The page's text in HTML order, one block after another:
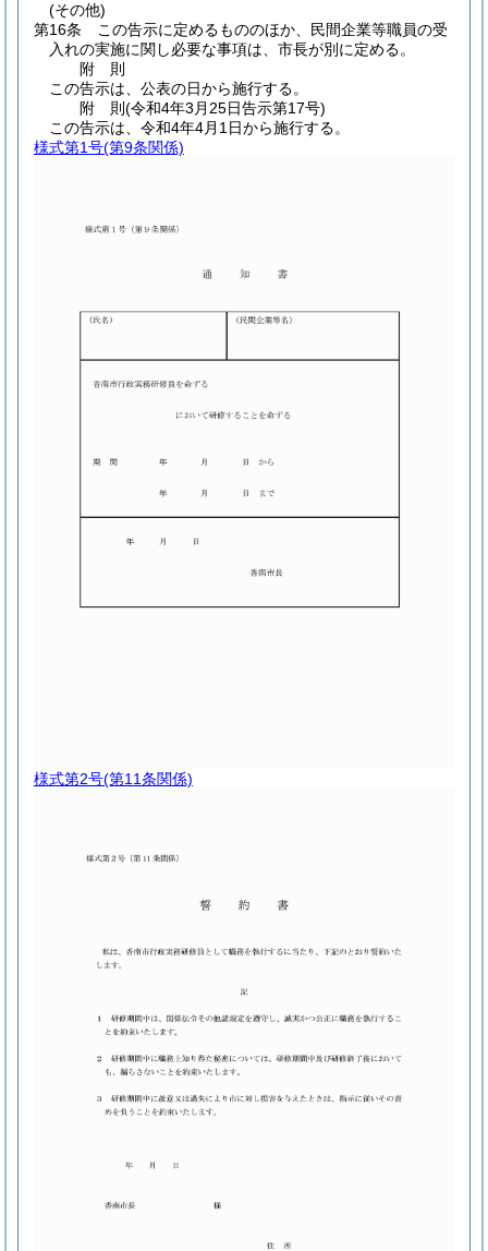
(その他)
第16条
この告示に定めるもののほか、民間企業等職員の受
入れの実施に関し必要な事項は、市長が別に定める。
附 則
この告示は、公表の日から施行する。
附 則(令和4年3月25日告示第17号)
この告示は、令和4年4月1日から施行する。
様式第1号(第9条関係)
様式第2号(第11条関係)